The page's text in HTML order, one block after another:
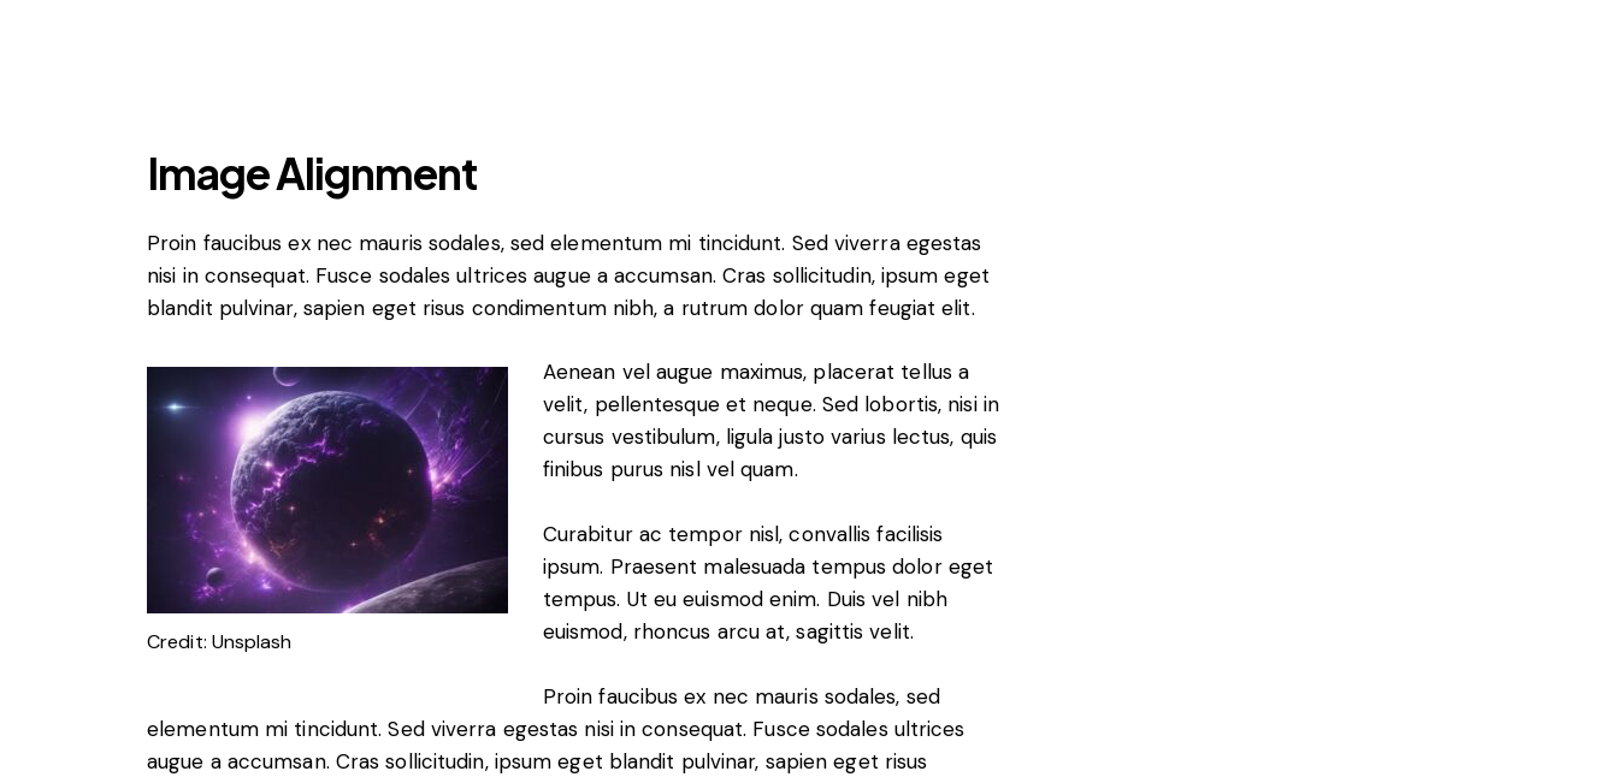
Image Alignment
Proin faucibus ex nec mauris sodales, sed elementum mi tincidunt. Sed viverra egestas
nisi in consequat. Fusce sodales ultrices augue a accumsan. Cras sollicitudin, ipsum eget
blandit pulvinar, sapien eget risus condimentum nibh, a rutrum dolor quam feugiat elit.
Credit: Unsplash
Aenean vel augue maximus, placerat tellus a
velit, pellentesque et neque. Sed lobortis, nisi in
cursus vestibulum, ligula justo varius lectus, quis
finibus purus nisl vel quam.
Curabitur ac tempor nisl, convallis facilisis
ipsum. Praesent malesuada tempus dolor eget
tempus. Ut eu euismod enim. Duis vel nibh
euismod, rhoncus arcu at, sagittis velit.
Proin faucibus ex nec mauris sodales, sed
elementum mi tincidunt. Sed viverra egestas nisi in consequat. Fusce sodales ultrices
augue a accumsan. Cras sollicitudin, ipsum eget blandit pulvinar, sapien eget risus